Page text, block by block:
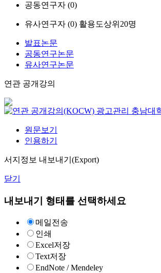
공동연구자 (0)
유사연구자 (0) 활용도상위20명
발표논문
공동연구논문
유사연구논문
연관 공개강의
광고관리 충남대
원문보기
인용하기
서지정보 내보내기(Export)
닫기
내보내기 형태를 선택하세요
메일전송
인쇄
Excel저장
Text저장
EndNote / Mendeley